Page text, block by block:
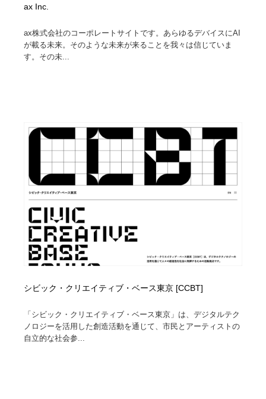
ax Inc.
ax株式会社のコーポレートサイトです。あらゆるデバイスにAI
が載る未来。そのような未来が来ることを我々は信じていま
す。その未...
シビック・クリエイティブ・ベース東京 [CCBT]
「シビック・クリエイティブ・ベース東京」は、デジタルテク
ノロジーを活用した創造活動を通じて、市民とアーティストの
自立的な社会参...